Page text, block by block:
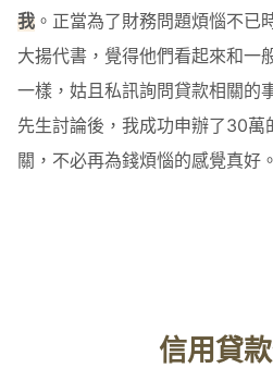
我 。正當為了財務問題煩惱不已
大揚代書，覺得他們看起來和一
一樣，姑且私訊詢問貸款相關的
先生討論後，我成功申辦了30萬
關，不必再為錢煩惱的感覺真好。
信用貸